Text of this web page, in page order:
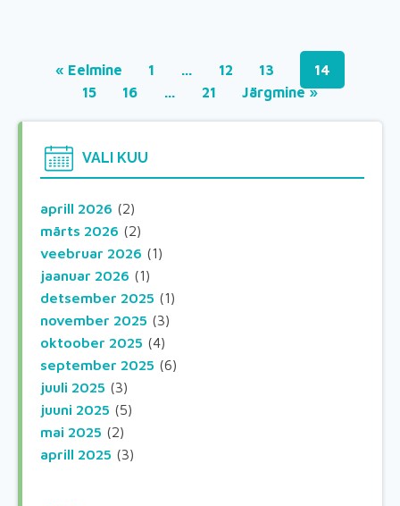
« Eelmine 1 … 12 13
14
15
16 … 21 Järgmine »
VALI KUU
aprill 2026 (2)
märts 2026 (2)
veebruar 2026 (1)
jaanuar 2026 (1)
detsember 2025 (1)
november 2025 (3)
oktoober 2025 (4)
september 2025 (6)
juuli 2025 (3)
juuni 2025 (5)
mai 2025 (2)
aprill 2025 (3)